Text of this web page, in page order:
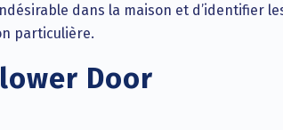
dans la maison et d’identifier
particulière.
Door